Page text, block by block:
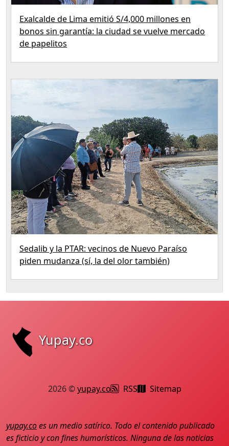
Exalcalde de Lima emitió S/4,000 millones en
bonos sin garantía: la ciudad se vuelve mercado
de papelitos
Sedalib y la PTAR: vecinos de Nuevo Paraíso
piden mudanza (sí, la del olor también)
Yupay.co
2026 ©yupay.co RSS Sitemap
yupay.coes un medio satírico. Todo el contenido publicado
es ficticio y con fines humorísticos. Ninguna de las noticias